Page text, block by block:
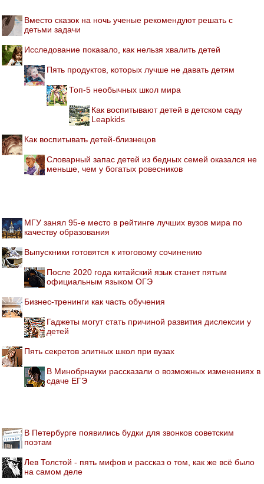
Вместо сказок на ночь ученые рекомендуют решать с
детьми задачи
Исследование показало, как нельзя хвалить детей
Пять продуктов, которых лучше не давать детям
Топ-5 необычных школ мира
Как воспитывают детей в детском саду
Leapkids
Как воспитывать детей-близнецов
Словарный запас детей из бедных семей оказался не
меньше, чем у богатых ровесников
МГУ занял 95-е место в рейтинге лучших вузов мира по
качеству образования
Выпускники готовятся к итоговому сочинению
После 2020 года китайский язык станет пятым
официальным языком ОГЭ
Бизнес-тренинги как часть обучения
Гаджеты могут стать причиной развития дислексии у
детей
Пять секретов элитных школ при вузах
В Минобрнауки рассказали о возможных изменениях в
сдаче ЕГЭ
В Петербурге появились будки для звонков советским
поэтам
Лев Толстой - пять мифов и рассказ о том, как же всё было
на самом деле